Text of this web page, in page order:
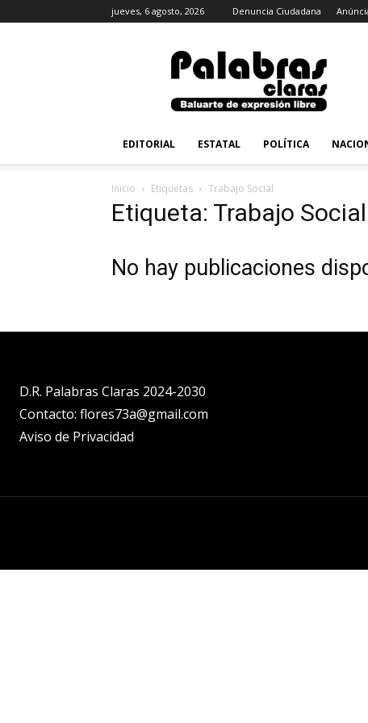
jueves, 6 agosto, 2026 Denuncia Ciudadana
PalabrasClaras.mx
EDITORIAL ESTATAL POLÍTICA
Inicio Etiquetas Trabajo Social
Etiqueta: Trabajo Social
No hay publicaciones
D.R. Palabras Claras 2024-2030
Contacto: flores73a@gmail.com
Aviso de Privacidad